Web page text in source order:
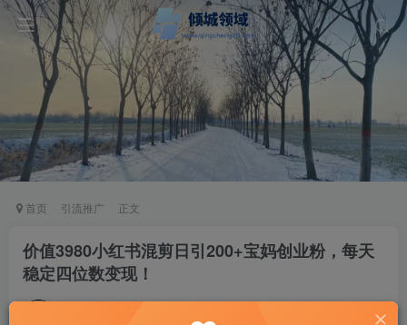
首页 引流推广 正文
价值3980小红书混剪日引200+宝妈创业粉，每天
稳定四位数变现！
私信